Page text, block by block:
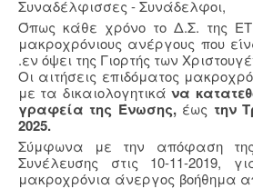
Συναδέλφισσες - Συνάδελφοι,
Όπως κάθε χρόνο το Δ.Σ. της
μακροχρόνιους ανέργους που
.εν όψει της Γιορτής των
Οι αιτήσεις επιδόματος
με τα δικαιολογητικά να
γραφεία της Ένωσης,έως την
2025.
Σύμφωνα με την απόφαση της
Συνέλευσης στις 10-11-2019,
μακροχρόνια άνεργος βοήθημα